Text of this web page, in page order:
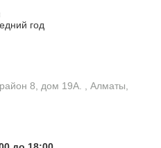
год
8, дом 19А. , Алматы,